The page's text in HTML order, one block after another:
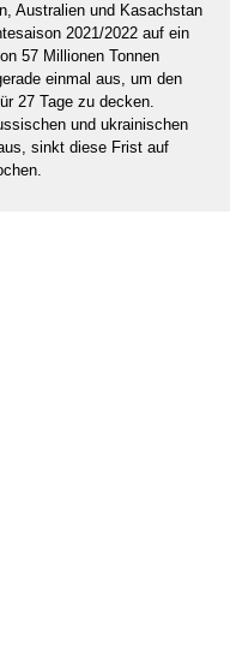
Australien und Kasachstan
2021/2022 auf ein
57 Millionen Tonnen
einmal aus, um den
27 Tage zu decken.
und ukrainischen
sinkt diese Frist auf